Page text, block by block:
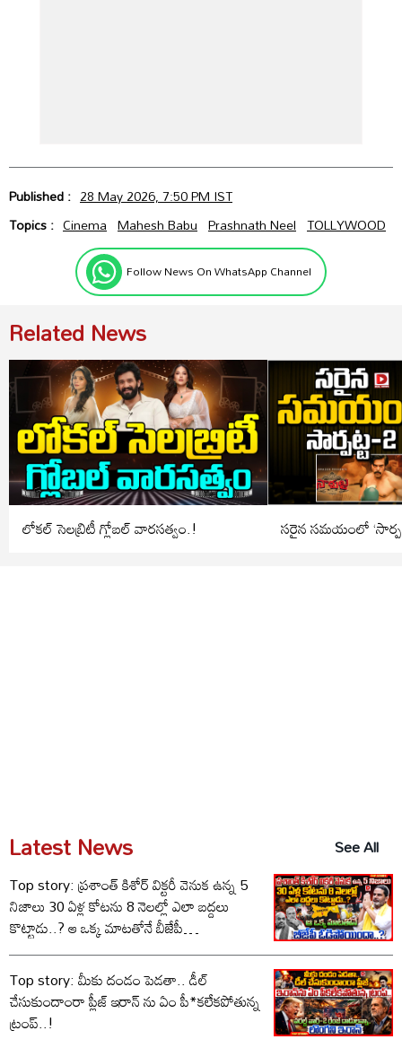
Published : 28 May 2026, 7:50 PM IST
Topics : Cinema Mahesh Babu Prashnath Neel TOLLYWOOD
Follow News On WhatsApp Channel
Related News
లోకల్ సెలబ్రిటీ గ్లోబల్ వారసత్వం.! సరైన సమయంలో
Latest News
See All
Top story: ప్రశాంత్ కిశోర్ విక్టరీ వెనుక ఉన్న 5
నిజాలు 30 ఏళ్ల కోటను 8 నెలల్లో ఎలా బద్దలు
కొట్టాడు..? ఆ ఒక్క మాటతోనే బీజేపీ
ఓడిపోయిందా..?
Top story: మీకు దండం పెడతా.. డీల్
చేసుకుందాంరా ప్లీజ్ ఇరాన్ ను ఏం పీ*కలేకపోతున్న
ట్రంప్..!